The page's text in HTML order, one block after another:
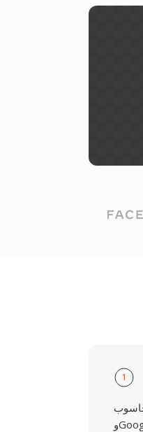
1
وGoogle Drive وDropbox، ورابط URL أو